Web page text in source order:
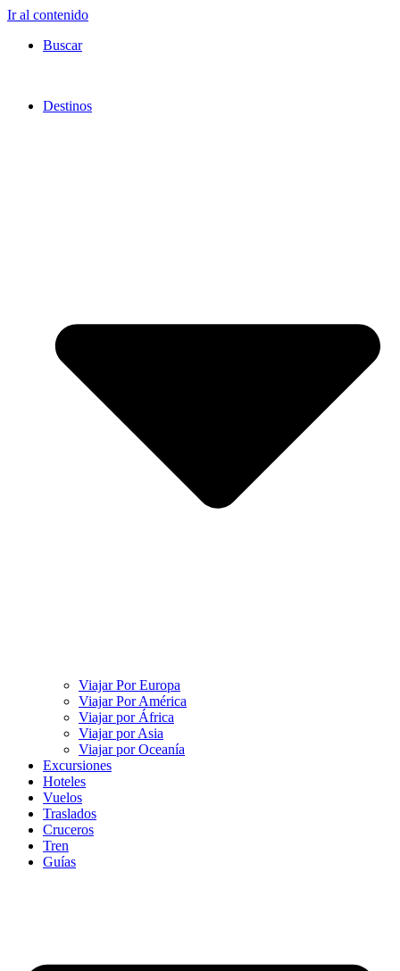
Ir al contenido
Buscar
Destinos
Viajar Por Europa
Viajar Por América
Viajar por África
Viajar por Asia
Viajar por Oceanía
Excursiones
Hoteles
Vuelos
Traslados
Cruceros
Tren
Guías